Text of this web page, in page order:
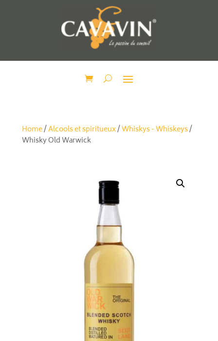
Home/Alcools et spiritueux/Whiskys - Whiskeys/
Whisky Old Warwick